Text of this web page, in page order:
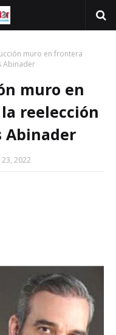
muro en frontera
Abinader
muro en
reelección
Abinader
2022